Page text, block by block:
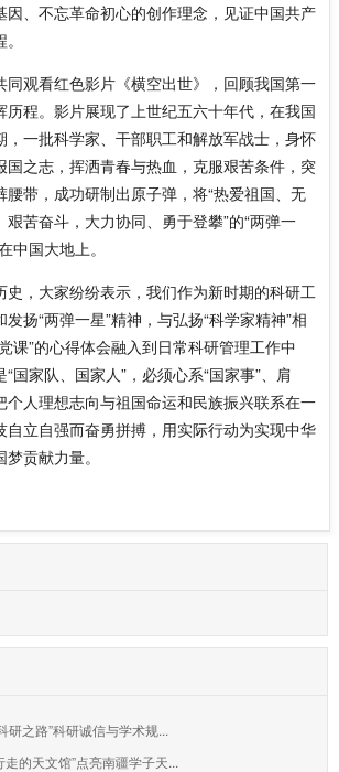
因、不忘革命初心的创作理念，见证中国共产
同观看红色影片《横空出世》，回顾我国第一
历程。影片展现了上世纪五六十年代，在我国
，一批科学家、干部职工和解放军战士，身怀
国之志，挥洒青春与热血，克服艰苦条件，突
带，成功研制出原子弹，将“热爱祖国、无
苦奋斗，大力协同、勇于登攀”的“两弹一
中国大地上。
史，大家纷纷表示，我们作为新时期的科研工
扬“两弹一星”精神，与弘扬“科学家精神”相
课”的心得体会融入到日常科研管理工作中
国家队、国家人”，必须心系“国家事”、肩
个人理想志向与祖国命运和民族振兴联系在一
自立自强而奋勇拼搏，用实际行动为实现中华
贡献力量。
研之路”科研诚信与学术规...
的天文馆”点亮南疆学子天...